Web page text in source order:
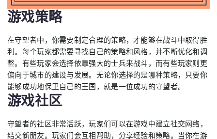
游戏策略
在守望者中，你需要制定合理的策略，才能够在战斗中取得胜
利。每个玩家都需要寻找自己的策略和风格，并不断优化和调
整。有些玩家会选择依靠强大的士兵来战斗，而有些玩家则更
偏向于城市的建设与发展。无论你选择的是哪种策略，只要你
能够成功地保卫自己的王国，就是一位成功的守望者。
游戏社区
守望者的社区非常活跃，玩家们可以在游戏中建立社交网络，
结交新朋友。玩家们会互相帮助，分享经验和策略。当你在游